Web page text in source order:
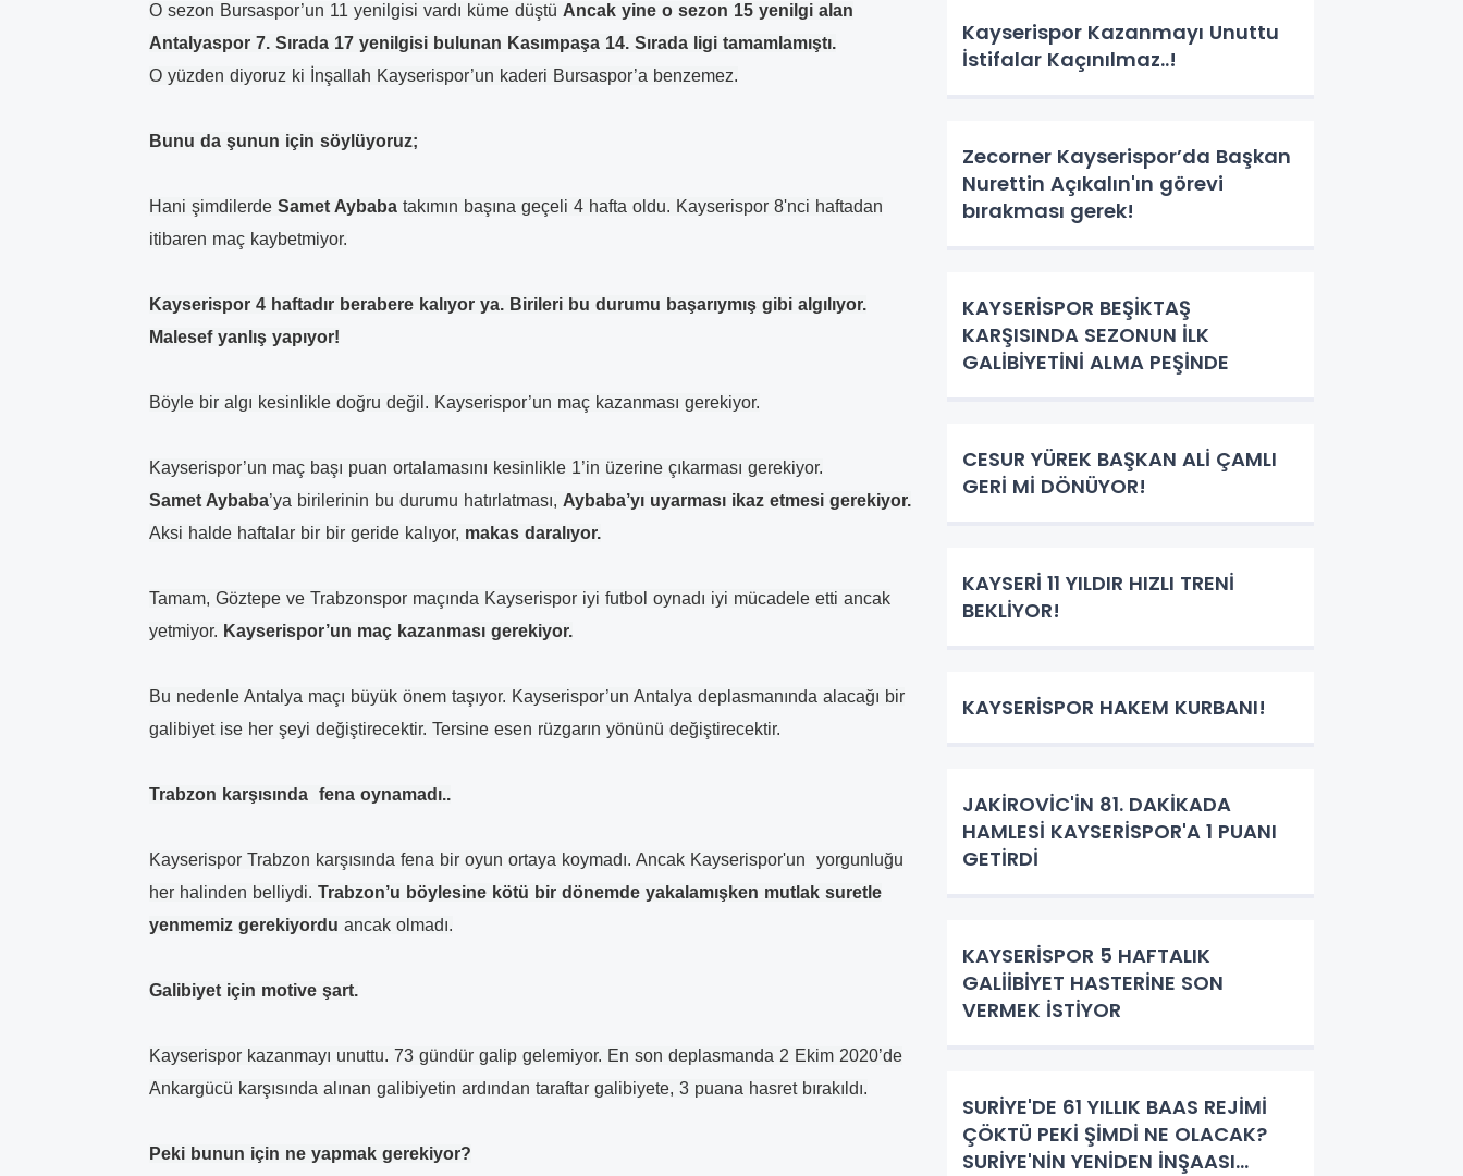
O sezon Bursaspor’un 11 yenilgisi vardı küme düştü Ancak yine o sezon 15 yenilgi alan
Antalyaspor 7. Sırada 17 yenilgisi bulunan Kasımpaşa 14. Sırada ligi tamamlamıştı.
O yüzden diyoruz ki İnşallah Kayserispor’un kaderi Bursaspor’a benzemez.
Bunu da şunun için söylüyoruz;
Hani şimdilerde Samet Aybaba takımın başına geçeli 4 hafta oldu. Kayserispor 8'nci haftadan
itibaren maç kaybetmiyor.
Kayserispor 4 haftadır berabere kalıyor ya. Birileri bu durumu başarıymış gibi algılıyor.
Malesef yanlış yapıyor!
Böyle bir algı kesinlikle doğru değil. Kayserispor’un maç kazanması gerekiyor.
Kayserispor’un maç başı puan ortalamasını kesinlikle 1’in üzerine çıkarması gerekiyor.
Samet Aybaba’ya birilerinin bu durumu hatırlatması, Aybaba’yı uyarması ikaz etmesi gerekiyor.
Aksi halde haftalar bir bir geride kalıyor, makas daralıyor.
Tamam, Göztepe ve Trabzonspor maçında Kayserispor iyi futbol oynadı iyi mücadele etti ancak
yetmiyor. Kayserispor’un maç kazanması gerekiyor.
Bu nedenle Antalya maçı büyük önem taşıyor. Kayserispor’un Antalya deplasmanında alacağı bir
galibiyet ise her şeyi değiştirecektir. Tersine esen rüzgarın yönünü değiştirecektir.
Trabzon karşısında fena oynamadı..
Kayserispor Trabzon karşısında fena bir oyun ortaya koymadı. Ancak Kayserispor'un yorgunluğu
her halinden belliydi. Trabzon’u böylesine kötü bir dönemde yakalamışken mutlak suretle
yenmemiz gerekiyordu ancak olmadı.
Galibiyet için motive şart.
Kayserispor kazanmayı unuttu. 73 gündür galip gelemiyor. En son deplasmanda 2 Ekim 2020’de
Ankargücü karşısında alınan galibiyetin ardından taraftar galibiyete, 3 puana hasret bırakıldı.
Peki bunun için ne yapmak gerekiyor?
Kayserispor Kazanmayı Unuttu
İstifalar Kaçınılmaz..!
Zecorner Kayserispor’da Başkan
Nurettin Açıkalın'ın görevi
bırakması gerek!
KAYSERİSPOR BEŞİKTAŞ
KARŞISINDA SEZONUN İLK
GALİBİYETİNİ ALMA PEŞİNDE
CESUR YÜREK BAŞKAN ALİ ÇAMLI
GERİ Mİ DÖNÜYOR!
KAYSERİ 11 YILDIR HIZLI TRENİ
BEKLİYOR!
KAYSERİSPOR HAKEM KURBANI!
JAKİROVİC'İN 81. DAKİKADA
HAMLESİ KAYSERİSPOR'A 1 PUANI
GETİRDİ
KAYSERİSPOR 5 HAFTALIK
GALİİBİYET HASTERİNE SON
VERMEK İSTİYOR
SURİYE'DE 61 YILLIK BAAS REJİMİ
ÇÖKTÜ PEKİ ŞİMDİ NE OLACAK?
SURİYE'NİN YENİDEN İNŞAASI